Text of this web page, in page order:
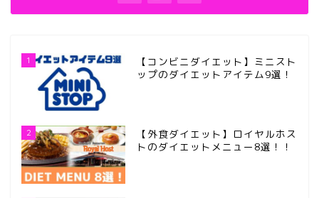
1
【コンビニダイエット】ミニスト
ップのダイエットアイテム9選！
2
【外食ダイエット】ロイヤルホス
トのダイエットメニュー8選！！